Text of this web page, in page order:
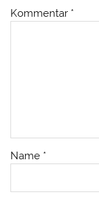
Kommentar *
Name *